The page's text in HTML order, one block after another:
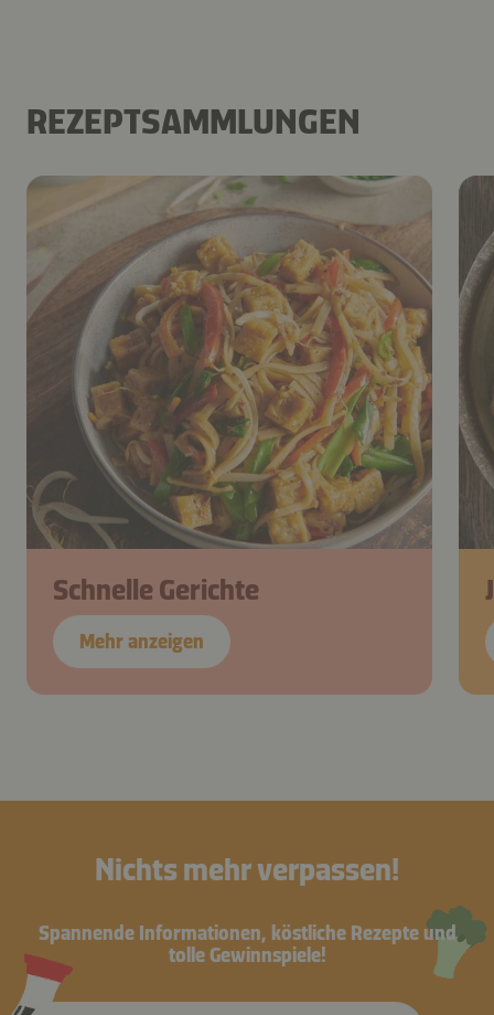
REZEPTSAMMLUNGEN
Schnelle Gerichte
Mehr anzeigen
Nichts mehr verpassen!
Spannende Informationen, köstliche Rezepte und
tolle Gewinnspiele!